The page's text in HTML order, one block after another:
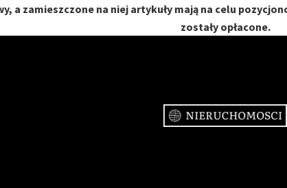
a zamieszczone na niej artykuły mają na celu
zostały opłacone.